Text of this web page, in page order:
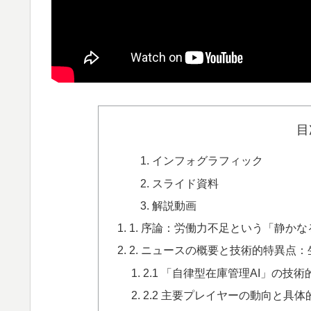
インフォグラフィック
スライド資料
解説動画
1. 序論：労働力不足という「静か
2. ニュースの概要と技術的特異点
2.1 「自律型在庫管理AI」の技術
2.2 主要プレイヤーの動向と具